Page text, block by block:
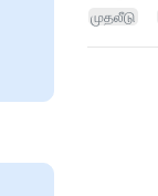
முதலீடு